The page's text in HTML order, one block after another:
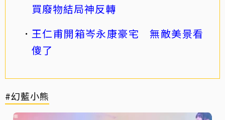
買廢物結局神反轉
王仁甫開箱岑永康豪宅 無敵美景看
傻了
#幻藍小熊